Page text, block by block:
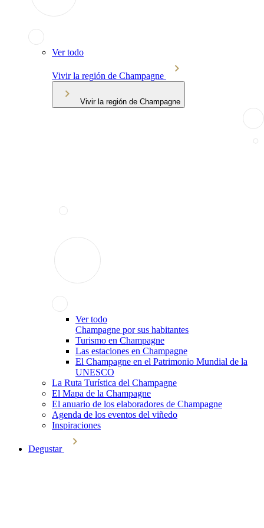
Ver todo
Vivir la región de Champagne
Vivir la región de Champagne
Ver todo
Champagne por sus habitantes
Turismo en Champagne
Las estaciones en Champagne
El Champagne en el Patrimonio Mundial de la
UNESCO
La Ruta Turística del Champagne
El Mapa de la Champagne
El anuario de los elaboradores de Champagne
Agenda de los eventos del viñedo
Inspiraciones
Degustar